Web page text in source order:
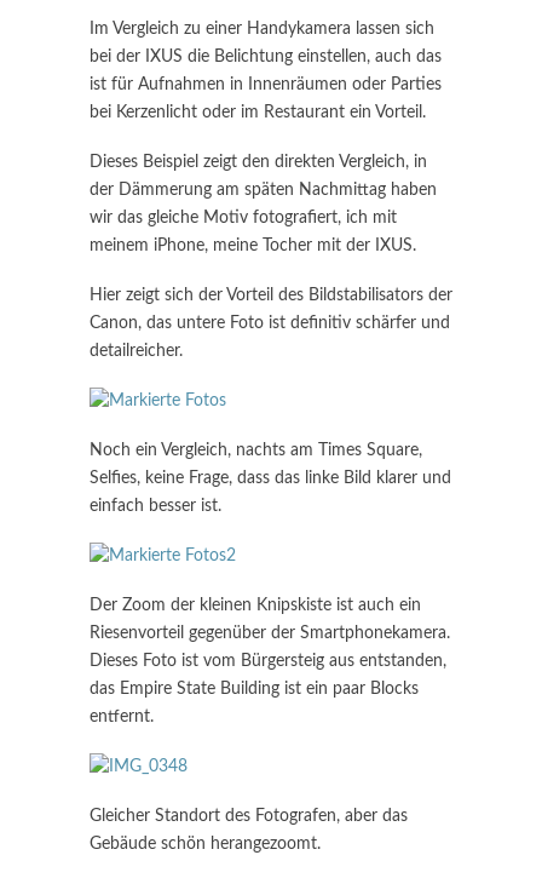
Im Vergleich zu einer Handykamera lassen sich
bei der IXUS die Belichtung einstellen, auch das
ist für Aufnahmen in Innenräumen oder Parties
bei Kerzenlicht oder im Restaurant ein Vorteil.
Dieses Beispiel zeigt den direkten Vergleich, in
der Dämmerung am späten Nachmittag haben
wir das gleiche Motiv fotografiert, ich mit
meinem iPhone, meine Tocher mit der IXUS.
Hier zeigt sich der Vorteil des Bildstabilisators der
Canon, das untere Foto ist definitiv schärfer und
detailreicher.
Noch ein Vergleich, nachts am Times Square,
Selfies, keine Frage, dass das linke Bild klarer und
einfach besser ist.
Der Zoom der kleinen Knipskiste ist auch ein
Riesenvorteil gegenüber der Smartphonekamera.
Dieses Foto ist vom Bürgersteig aus entstanden,
das Empire State Building ist ein paar Blocks
entfernt.
Gleicher Standort des Fotografen, aber das
Gebäude schön herangezoomt.